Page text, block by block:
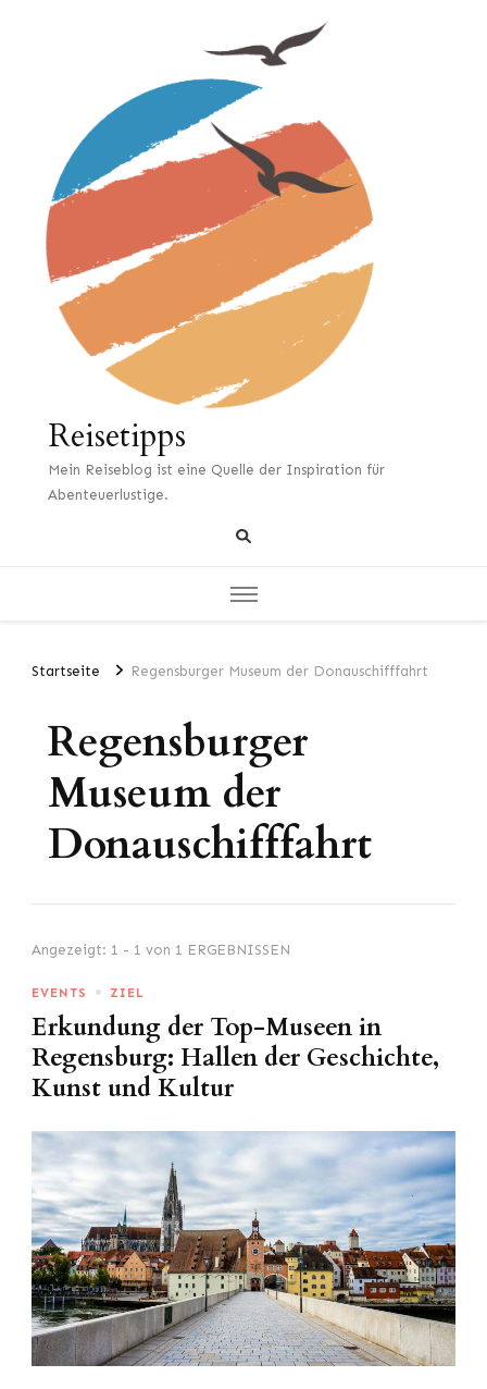
Reisetipps
Mein Reiseblog ist eine Quelle der Inspiration für
Abenteuerlustige.
Startseite Regensburger Museum der Donauschifffahrt
Regensburger
Museum der
Donauschifffahrt
Angezeigt: 1 - 1 von 1 ERGEBNISSEN
EVENTS ZIEL
Erkundung der Top-Museen in
Regensburg: Hallen der Geschichte,
Kunst und Kultur